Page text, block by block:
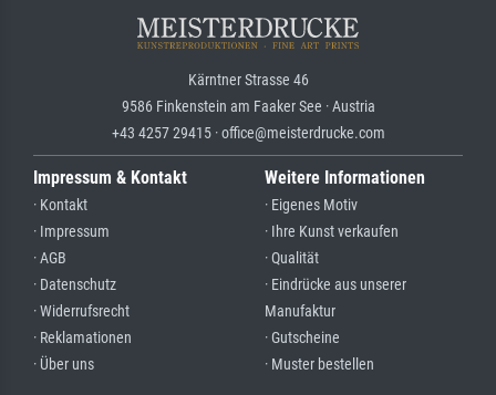
Kärntner Strasse 46
9586 Finkenstein am Faaker See · Austria
+43 4257 29415 · office@meisterdrucke.com
Impressum & Kontakt
· Kontakt
· Impressum
· AGB
· Datenschutz
· Widerrufsrecht
· Reklamationen
· Über uns
Weitere Informationen
· Eigenes Motiv
· Ihre Kunst verkaufen
· Qualität
· Eindrücke aus unserer
Manufaktur
· Gutscheine
· Muster bestellen